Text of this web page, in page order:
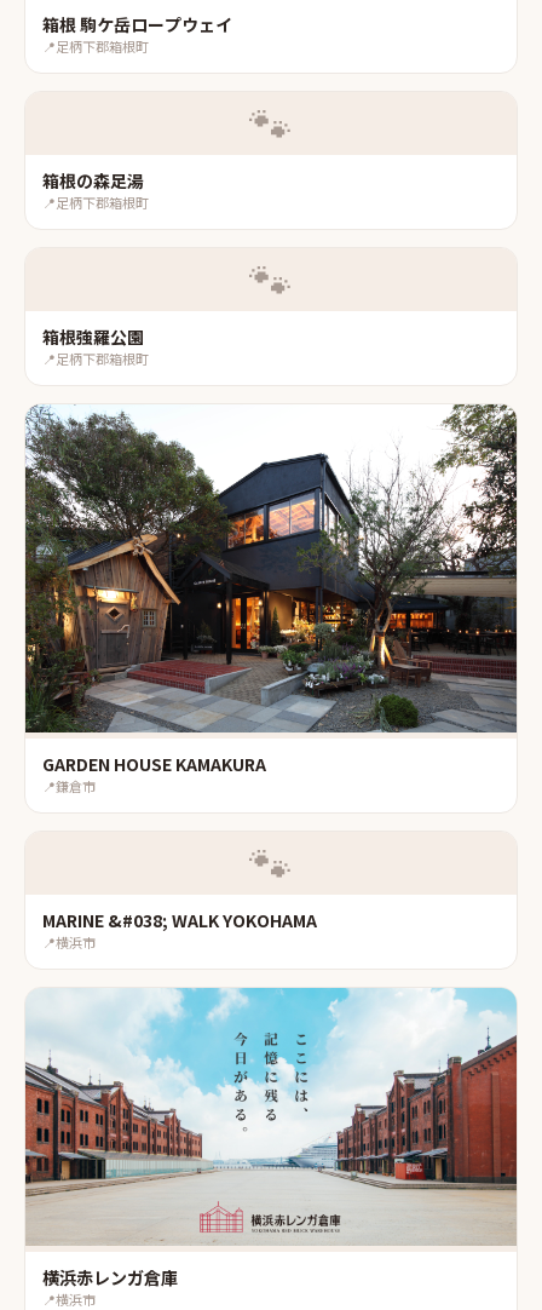
箱根 駒ケ岳ロープウェイ
📍足柄下郡箱根町
🐾
箱根の森足湯
📍足柄下郡箱根町
🐾
箱根強羅公園
📍足柄下郡箱根町
GARDEN HOUSE KAMAKURA
📍鎌倉市
🐾
MARINE &#038; WALK YOKOHAMA
📍横浜市
横浜赤レンガ倉庫
📍横浜市